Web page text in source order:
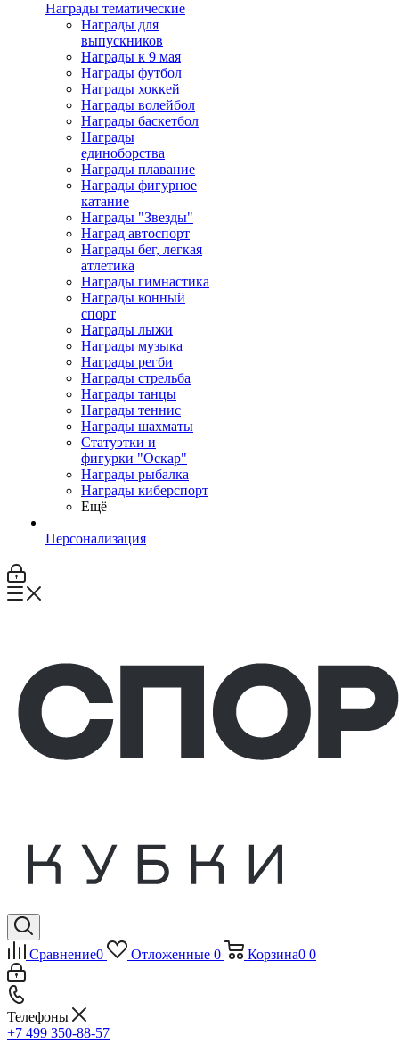
Награды тематические
Награды для
выпускников
Награды к 9 мая
Награды футбол
Награды хоккей
Награды волейбол
Награды баскетбол
Награды
единоборства
Награды плавание
Награды фигурное
катание
Награды "Звезды"
Наград автоспорт
Награды бег, легкая
атлетика
Награды гимнастика
Награды конный
спорт
Награды лыжи
Награды музыка
Награды регби
Награды стрельба
Награды танцы
Награды теннис
Награды шахматы
Статуэтки и
фигурки "Оскар"
Награды рыбалка
Награды киберспорт
Ещё
Персонализация
Сравнение0 Отложенные 0 Корзина0 0
Телефоны
+7 499 350-88-57